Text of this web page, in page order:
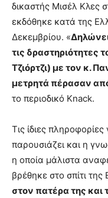
δικαστής Μισέλ Κλες
εκδόθηκε κατά της
Δεκεμβρίου. «
τις δραστηριότητες
Τζιόρτζι) με τον κ.
μετρητά πέρασαν
το περιοδικό Knack.
Τις ίδιες
παρουσιάζει και η
η οποία μάλιστα
βρέθηκε στο σπίτι
στον πατέρα της και